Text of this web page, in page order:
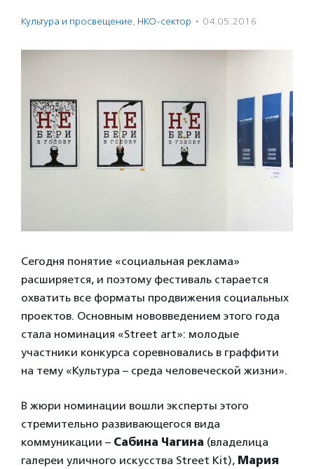
Культура и просвещение, НКО-сектор · 04.05.2016
Сегодня понятие «социальная реклама»
расширяется, и поэтому фестиваль старается
охватить все форматы продвижения социальных
проектов. Основным нововведением этого года
стала номинация «Street art»: молодые
участники конкурса соревновались в граффити
на тему «Культура – среда человеческой жизни».
В жюри номинации вошли эксперты этого
стремительно развивающегося вида
коммуникации – Сабина Чагина (владелица
галереи уличного искусства Street Kit), Мария